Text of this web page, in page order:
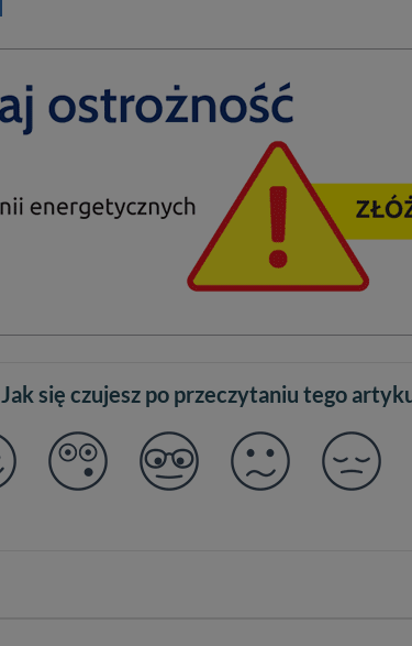
Jak się czujesz po przeczytaniu tego
przetwarzania. Pamiętaj jednak, że nie zawsze
informacji zawartych w plikach cookies. Twoja
przypadkach nie możemy tego zrobić za Ciebie.